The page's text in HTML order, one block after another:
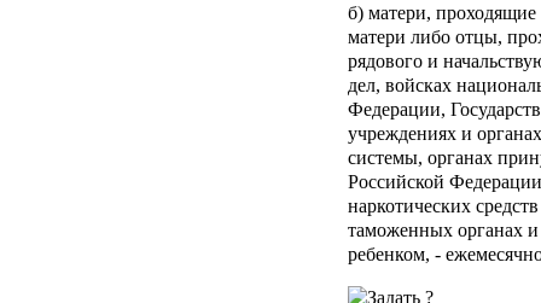
б) матери,
матери либо отцы,
рядового и
дел, войсках
Федерации,
учреждениях и
системы, органах
Российской
наркотических
таможенных органах и
ребенком, -